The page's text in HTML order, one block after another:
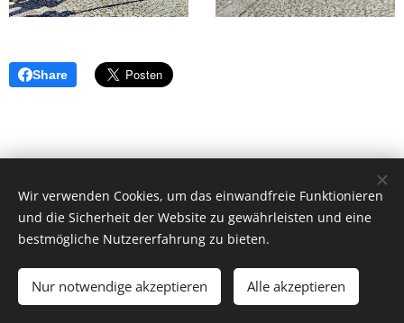
Share
© 2018 Freiwillige Feuerwehr Herzogsdorf, Hauptstraße 23,
4175 Herzogsdorf.
ff-herzogsdorf@gmx.at|instagram.com/ff_herzogsdorf
Unterstützt vonWebnode Cookies
Wir verwenden Cookies, um das einwandfreie Funktionieren
und die Sicherheit der Website zu gewährleisten und eine
bestmögliche Nutzererfahrung zu bieten.
Nur notwendige akzeptieren Alle akzeptieren